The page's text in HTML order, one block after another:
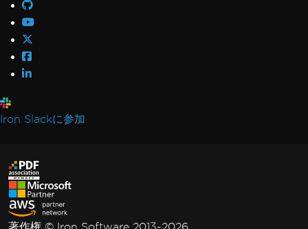
Iron Slackに参加
著作権 © Iron Software 2013-2026